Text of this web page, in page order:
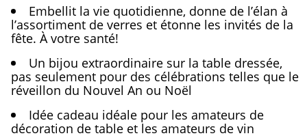
Embellit la vie quotidienne, donne de l’élan à
l’assortiment de verres et étonne les invités de la
fête. À votre santé!
Un bijou extraordinaire sur la table dressée,
pas seulement pour des célébrations telles que le
réveillon du Nouvel An ou Noël
Idée cadeau idéale pour les amateurs de
décoration de table et les amateurs de vin